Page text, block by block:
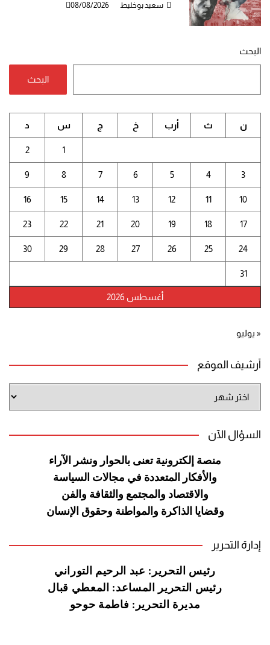
سعيد بوخليط 08/08/2026
البحث
البحث
أغسطس 2026
ن ث أرب خ ج س د
1
2
3
4
5
6
7
8
9
10
11
12
13
14
15
16
17
18
19
20
21
22
23
24
25
26
27
28
29
30
31
« يوليو
أرشيف الموقع
الموقع
السؤال الآن
منصة إلكترونية تعنى بالحوار ونشر الآراء
والأفكار المتعددة في مجالات السياسة
والاقتصاد والمجتمع والثقافة والفن
وقضايا الذاكرة والمواطنة وحقوق الإنسان
إدارة التحرير
رئيس التحرير: عبد الرحيم التوراني
رئيس التحرير المساعد: المعطي قبال
مديرة التحرير: فاطمة حوحو